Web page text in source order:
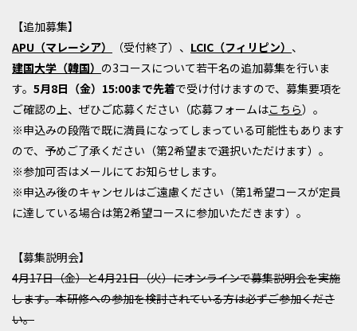
【追加募集】
APU（マレーシア）
（受付終了）、 LCIC（フィリピン） 、
建国大学（韓国） の3コースについて若干名の追加募集を行いま
す。 5月8日（金）15:00まで先着で受け付けますので、募集要項を
ご確認の上、ぜひご応募ください（応募フォームはこちら）。
※申込みの段階で既に満員になってしまっている可能性もあります
ので、予めご了承ください（第2希望まで選択いただけます）。
※参加可否はメールにてお知らせします。
※申込み後のキャンセルはご遠慮ください（第1希望コースが定員
に達している場合は第2希望コースに参加いただきます）。
【募集説明会】
4月17日（金）と4月21日（火）にオンラインで募集説明会を実施
します。本研修への参加を検討されている方は必ずご参加くださ
い。